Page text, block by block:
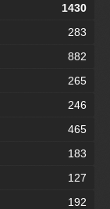
1430
283
882
265
246
465
183
127
192